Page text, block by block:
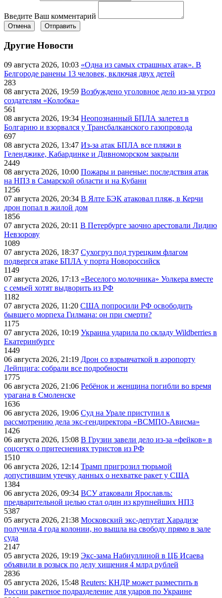
Введите Ваш комментарий
Отмена Отправить
Другие Новости
09 августа 2026, 10:03 «Одна из самых страшных атак». В
Белгороде ранены 13 человек, включая двух детей
283
08 августа 2026, 19:59 Возбуждено уголовное дело из-за угроз
создателям «Колобка»
561
08 августа 2026, 19:34 Неопознанный БПЛА залетел в
Болгарию и взорвался у Трансбалканского газопровода
697
08 августа 2026, 13:47 Из-за атак БПЛА все пляжи в
Геленджике, Кабардинке и Дивноморском закрыли
2449
08 августа 2026, 10:00 Пожары и раненые: последствия атак
на НПЗ в Самарской области и на Кубани
1256
07 августа 2026, 20:34 В Ялте БЭК атаковал пляж, в Керчи
дрон попал в жилой дом
1856
07 августа 2026, 20:11 В Петербурге заочно арестовали Лидию
Невзорову
1089
07 августа 2026, 18:37 Сухогруз под турецким флагом
подвергся атаке БПЛА у порта Новороссийск
1149
07 августа 2026, 17:13 «Веселого молочника» Уолкера вместе
с семьей хотят выдворить из РФ
1182
07 августа 2026, 11:20 США попросили РФ освободить
бывшего морпеха Гилмана: он при смерти?
1175
07 августа 2026, 10:19 Украина ударила по складу Wildberries в
Екатеринбурге
1449
06 августа 2026, 21:19 Дрон со взрывчаткой в аэропорту
Лейпцига: собрали все подробности
1775
06 августа 2026, 21:06 Ребёнок и женщина погибли во время
урагана в Смоленске
1636
06 августа 2026, 19:06 Суд на Урале приступил к
рассмотрению дела экс-гендиректора «ВСМПО-Ависма»
1426
06 августа 2026, 15:08 В Грузии завели дело из-за «фейков» в
соцсетях о притеснениях туристов из РФ
1510
06 августа 2026, 12:14 Трамп пригрозил тюрьмой
допустившим утечку данных о нехватке ракет у США
1384
06 августа 2026, 09:34 ВСУ атаковали Ярославль:
предварительной целью стал один из крупнейших НПЗ
5387
05 августа 2026, 21:38 Московский экс-депутат Харадизе
получила 4 года колонии, но вышла на свободу прямо в зале
суда
2147
05 августа 2026, 19:19 Экс-зама Набиуллиной в ЦБ Исаева
объявили в розыск по делу хищения 4 млрд рублей
2836
05 августа 2026, 15:48 Reuters: КНДР может разместить в
России ракетное подразделение для ударов по Украине